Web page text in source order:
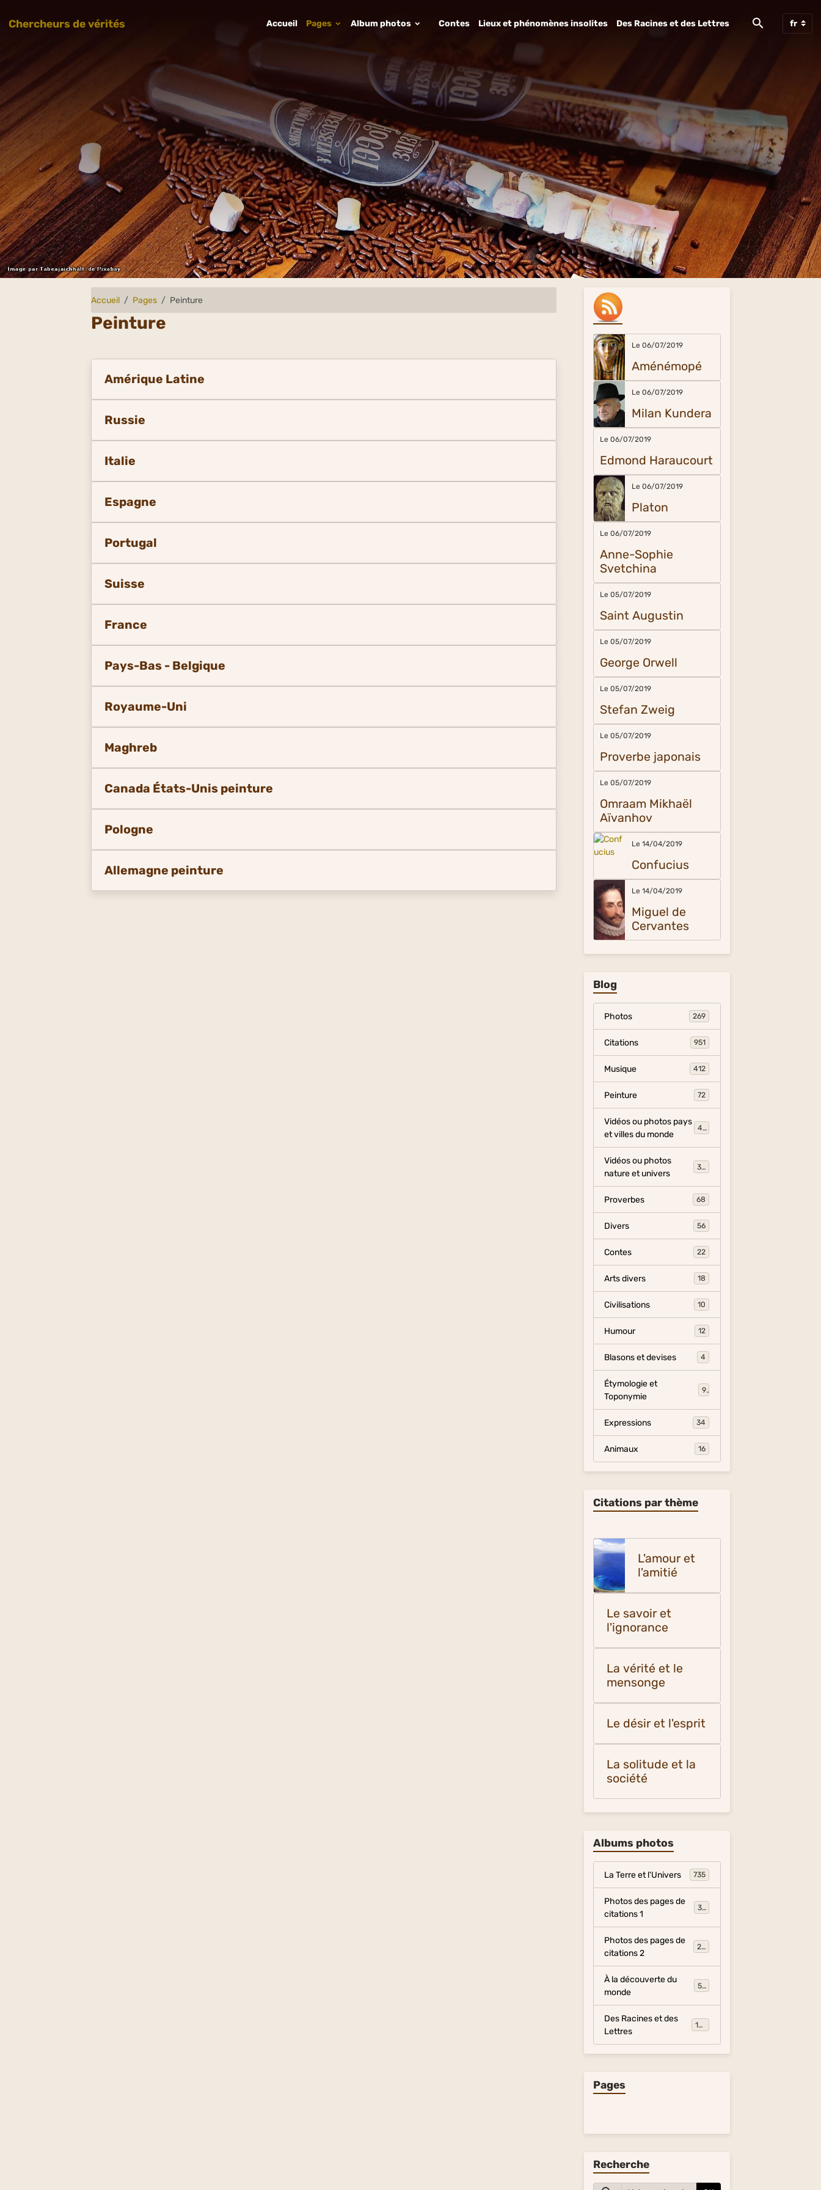
Chercheurs de vérités Accueil Pages Album photos Contes Lieux et phénomènes insolites Des Racines et des Lettres
Accueil Pages Peinture
Peinture
Amérique Latine
Russie
Italie
Espagne
Portugal
Suisse
France
Pays-Bas - Belgique
Royaume-Uni
Maghreb
Canada États-Unis peinture
Pologne
Allemagne peinture
Le 06/07/2019
Aménémopé
Le 06/07/2019
Milan Kundera
Le 06/07/2019
Edmond Haraucourt
Le 06/07/2019
Platon
Le 06/07/2019
Anne-Sophie
Svetchina
Le 05/07/2019
Saint Augustin
Le 05/07/2019
George Orwell
Le 05/07/2019
Stefan Zweig
Le 05/07/2019
Proverbe japonais
Le 05/07/2019
Omraam Mikhaël
Aïvanhov
Le 14/04/2019
Confucius
Le 14/04/2019
Miguel de
Cervantes
Blog
Photos 269
Citations 951
Musique 412
Peinture 72
Vidéos ou photos pays
et villes du monde
454
Vidéos ou photos
nature et univers
325
Proverbes 68
Divers 56
Contes 22
Arts divers 18
Civilisations 10
Humour 12
Blasons et devises 4
Étymologie et
Toponymie
9
Expressions 34
Animaux 16
Citations par thème
L'amour et
l'amitié
Le savoir et
l'ignorance
La vérité et le
mensonge
Le désir et l'esprit
La solitude et la
société
Albums photos
La Terre et l'Univers 735
Photos des pages de
citations 1
317
Photos des pages de
citations 2
281
À la découverte du
monde
54
Des Racines et des
Lettres
134
Pages
Recherche